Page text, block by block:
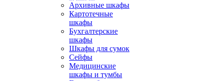
Архивные шкафы
Картотечные
шкафы
Бухгалтерские
шкафы
Шкафы для сумок
Сейфы
Медицинские
шкафы и тумбы